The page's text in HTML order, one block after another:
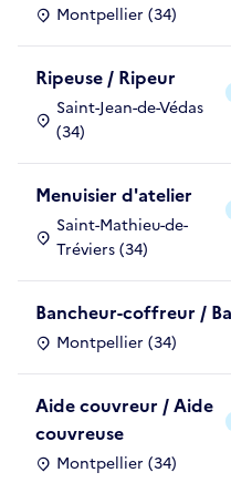
Montpellier (34)
Ripeuse / Ripeur
Saint-Jean-de-Védas
(34)
Menuisier d'atelier
Saint-Mathieu-de-
Tréviers (34)
Bancheur-coffreur /
Montpellier (34)
Aide couvreur / Aide
couvreuse
Montpellier (34)